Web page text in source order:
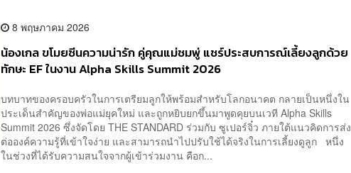
8 พฤษภาคม 2026
น้องเกล ขโมยซีนความน่ารัก คู่คุณแม่ชมพู่ แชร์ประสบการณ์เลี้ยงลูกด้วย
ทักษะ EF ในงาน Alpha Skills Summit 2026
บทบาทของครอบครัวในการเตรียมลูกให้พร้อมสำหรับโลกอนาคต กลายเป็นหนึ่งใน
ประเด็นสำคัญของพ่อแม่ยุคใหม่ และถูกหยิบยกขึ้นมาพูดคุยบนเวที Alpha Skills
Summit 2026 ซึ่งจัดโดย THE STANDARD ร่วมกับ ซูเปอร์จิ๋ว ภายใต้แนวคิดการส่ง
ต่อองค์ความรู้ที่เข้าใจง่าย และสามารถนำไปปรับใช้ได้จริงในการเลี้ยงดูลูก หนึ่ง
ในช่วงที่ได้รับความสนใจจากผู้เข้าร่วมงาน คือก...